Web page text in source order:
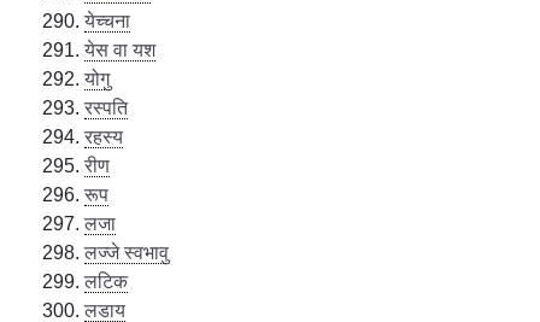
येच्चना
येस वा यश
योगु
रस्पति
रहस्य
रीण
रूप
लजा
लज्जे स्वभावु
लटिक
लडाय